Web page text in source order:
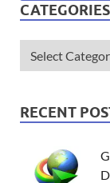
CATEGORIES
RECENT